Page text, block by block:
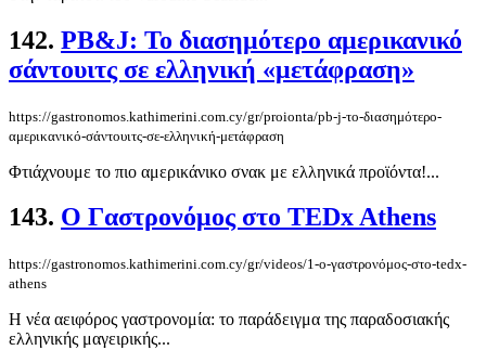
142. PB&J: Το διασημότερο αμερικανικό
σάντουιτς σε ελληνική «μετάφραση»
https://gastronomos.kathimerini.com.cy/gr/proionta/pb-j-το-διασημότερο-
αμερικανικό-σάντουιτς-σε-ελληνική-μετάφραση
Φτιάχνουμε το πιο αμερικάνικο σνακ με ελληνικά προϊόντα!...
143. Ο Γαστρονόμος στο TEDx Athens
https://gastronomos.kathimerini.com.cy/gr/videos/1-ο-γαστρονόμος-στο-tedx-
athens
H νέα αειφόρος γαστρονομία: το παράδειγμα της παραδοσιακής
ελληνικής μαγειρικής...